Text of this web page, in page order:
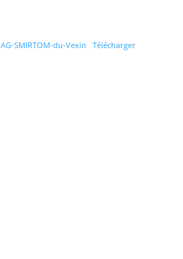
AG-SMIRTOM-du-Vexin Télécharger